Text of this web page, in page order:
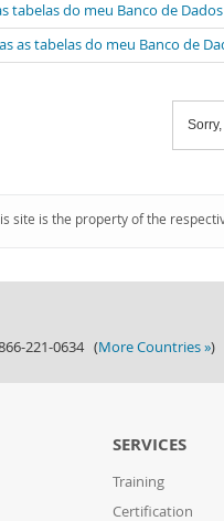
tabelas do meu Banco de Dados
as tabelas do meu Banco de
site is the property of the
221-0634 (More Countries »)
SERVICES
Training
Certification